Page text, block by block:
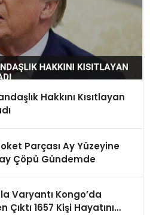
Hakkını Kısıtlayan
Parçası Ay Yüzeyine
Çöpü Gündemde
Varyantı Kongo’da
Çıktı 1657 Kişi Hayatını